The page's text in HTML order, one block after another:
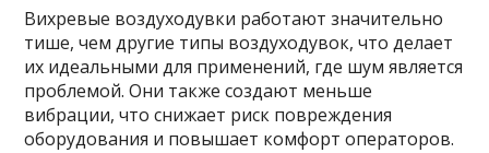
Вихревые воздуходувки работают значительно
тише, чем другие типы воздуходувок, что делает
их идеальными для применений, где шум является
проблемой. Они также создают меньше
вибрации, что снижает риск повреждения
оборудования и повышает комфорт операторов.